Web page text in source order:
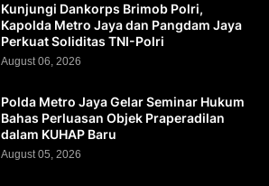
Kunjungi Dankorps Brimob Polri,
Kapolda Metro Jaya dan Pangdam Jaya
Perkuat Soliditas TNI-Polri
August 06, 2026
Polda Metro Jaya Gelar Seminar Hukum
Bahas Perluasan Objek Praperadilan
dalam KUHAP Baru
August 05, 2026